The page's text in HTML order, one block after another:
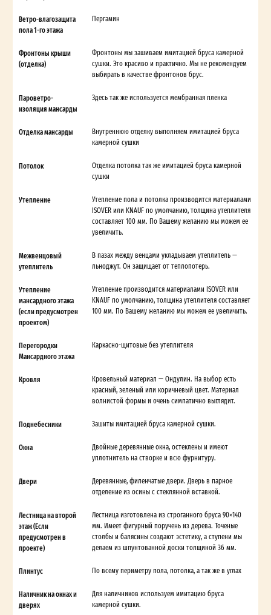
Ветро-влагозащита
пола 1-го этажа
Пергамин
Фронтоны крыши
(отделка)
Фронтоны мы зашиваем имитацией бруса камерной
сушки. Это красиво и практично. Мы не рекомендуем
выбирать в качестве фронтонов брус.
Пароветро-
изоляция мансарды
Здесь так же используется мембранная пленка
Отделка мансарды
Внутреннюю отделку выполняем имитацией бруса
камерной сушки
Потолок
Отделка потолка так же имитацией бруса камерной
сушки
Утепление
Утепление пола и потолка производится материалами
ISOVER или KNAUF по умолчанию, толщина утеплителя
составляет 100 мм. По Вашему желанию мы можем ее
увеличить.
Межвенцовый
утеплитель
В пазах между венцами укладываем утеплитель —
льноджут. Он защищает от теплопотерь.
Утепление
мансардного этажа
(если предусмотрен
проектом)
Утепление производится материалами ISOVER или
KNAUF по умолчанию, толщина утеплителя составляет
100 мм. По Вашему желанию мы можем ее увеличить.
Перегородки
Мансардного этажа
Каркасно-щитовые без утеплителя
Кровля
Кровельный материал — Ондулин. На выбор есть
красный, зеленый или коричневый цвет. Материал
волнистой формы и очень симпатично выглядит.
Поднебесники Зашиты имитацией бруса камерной сушки.
Окна
Двойные деревянные окна, остеклены и имеют
уплотнитель на створке и всю фурнитуру.
Двери
Деревянные, филенчатые двери. Дверь в парное
отделение из осины с стеклянной вставкой.
Лестница на второй
этаж (Если
предусмотрен в
проекте)
Лестница изготовлена из строганного бруса 90×140
мм. Имеет фигурный поручень из дерева. Точеные
столбы и балясины создают эстетику, а ступени мы
делаем из шпунтованной доски толщиной 36 мм.
Плинтус По всему периметру пола, потолка, а так же в углах
Наличник на окнах и
дверях
Для наличников используем имитацию бруса
камерной сушки.